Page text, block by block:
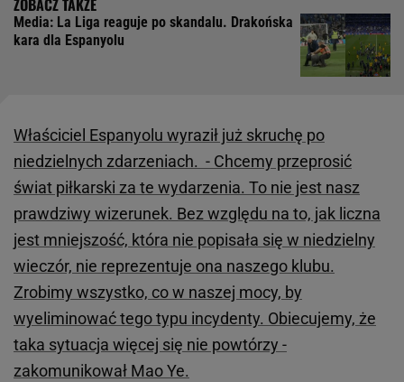
Media: La Liga reaguje po skandalu. Drakońska
kara dla Espanyolu
Właściciel Espanyolu wyraził już skruchę po
niedzielnych zdarzeniach. - Chcemy przeprosić
świat piłkarski za te wydarzenia. To nie jest nasz
prawdziwy wizerunek. Bez względu na to, jak liczna
jest mniejszość, która nie popisała się w niedzielny
wieczór, nie reprezentuje ona naszego klubu.
Zrobimy wszystko, co w naszej mocy, by
wyeliminować tego typu incydenty. Obiecujemy, że
taka sytuacja więcej się nie powtórzy -
zakomunikował Mao Ye.